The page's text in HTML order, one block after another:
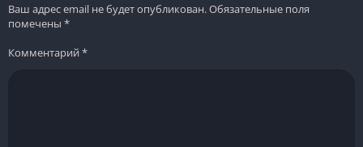
Ваш адрес email не будет опубликован.Обязательные поля
помечены *
Комментарий*